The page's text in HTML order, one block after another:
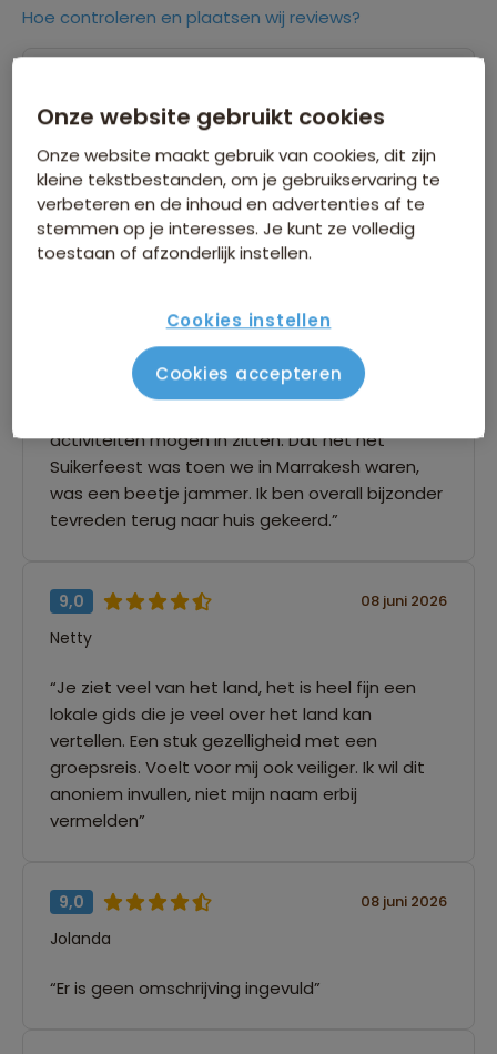
Hoe controleren en plaatsen wij reviews?
Pieter
“Verhouding prijs-kwaliteit zeer goed. Tempo
van de reis zeer goed. Comfort heel behoorlijk
(persoonlijk zou ik het zelfs 3 op 5 geven).
Groep reisgenoten was verfrissend punctueel
hetgeen het een bijzonder interessante en
aangename groep maakte. Zeer blij met de
gekozen bestemming; kennismaking met
noord-Afrika doet verlangen naar meer. Er
activiteiten mogen in zitten. Dat het net
Suikerfeest was toen we in Marrakesh waren,
was een beetje jammer. Ik ben overall bijzonder
tevreden terug naar huis gekeerd.”
9,0 08 juni 2026
Netty
“Je ziet veel van het land, het is heel fijn een
lokale gids die je veel over het land kan
vertellen. Een stuk gezelligheid met een
groepsreis. Voelt voor mij ook veiliger. Ik wil dit
anoniem invullen, niet mijn naam erbij
vermelden”
9,0 08 juni 2026
Jolanda
“Er is geen omschrijving ingevuld”
Onze website gebruikt cookies
Onze website maakt gebruik van cookies, dit zijn
kleine tekstbestanden, om je gebruikservaring te
verbeteren en de inhoud en advertenties af te
stemmen op je interesses. Je kunt ze volledig
toestaan of afzonderlijk instellen.
Cookies instellen
Cookies accepteren